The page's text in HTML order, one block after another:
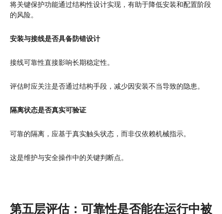
将关键保护功能通过结构性设计实现，有助于降低安装和配置阶段
的风险。
安装与接线是否具备防错设计
接线可靠性直接影响长期稳定性。
评估时应关注是否通过结构手段，减少因安装不当导致的隐患。
隔离状态是否真实可验证
可靠的隔离，应基于真实触头状态，而非仅依赖机械指示。
这是维护与安全操作中的关键判断点。
第五层评估：可靠性是否能在运行中被